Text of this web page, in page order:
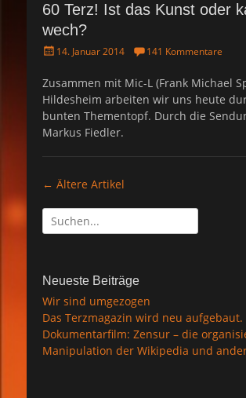
60 Terz! Ist das Kunst oder
wech?
P
s
t
e
d
o
14. Januar 2014 141 Kommentare
Zusammen mit Mic-L (Frank Michael
Hildesheim arbeiten wir uns heute
bunten Thementopf. Durch die
Markus Fiedler.
Artikel-
← Ältere Artikel
Suche
nach:
Neueste Beiträge
Wir sind umgezogen
Das Terzmagazin wird neu aufgebaut.
Dokumentarfilm: Zensur – die
Manipulation der Wikipedia und